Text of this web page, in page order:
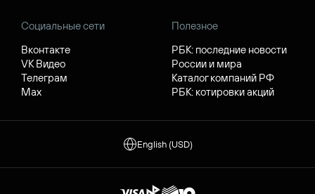
Социальные сети
Вконтакте
VK Видео
Телеграм
Max
Полезное
РБК: последние новости
России и мира
Каталог компаний РФ
РБК: котировки акций
English (USD)